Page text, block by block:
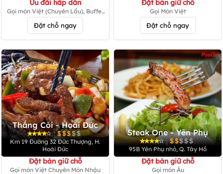
Ưu đãi hấp dẫn
Gọi món Việt (Chuyên Lẩu), Buffet
Đặt chỗ ngay
Đặt bàn giữ chỗ
Gọi Món Việt
Đặt chỗ ngay
Thắng Còi - Hoài Đức
|
Km 19 Đường 32 Đức Thượng, H.
Hoài Đức
Đặt bàn giữ chỗ
Gọi món Việt Chuyên Món Nhậu
Steak One - Yên Phụ
|
95B Yên Phụ nhỏ, Q. Tây Hồ
Đặt bàn giữ chỗ
Gọi món Âu